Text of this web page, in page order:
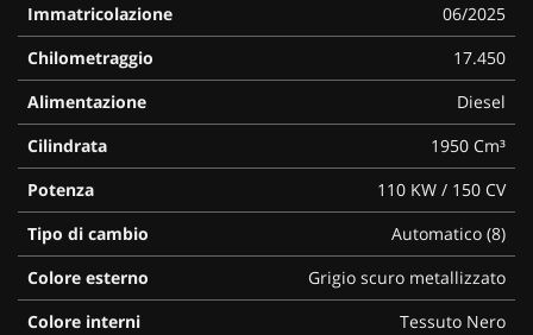
Immatricolazione
06/2025
Chilometraggio
17.450
Alimentazione
Diesel
Cilindrata
1950 Cm³
Potenza
110 KW / 150 CV
Tipo di cambio
Automatico (8)
Colore esterno
Grigio scuro metallizzato
Colore interni
Tessuto Nero